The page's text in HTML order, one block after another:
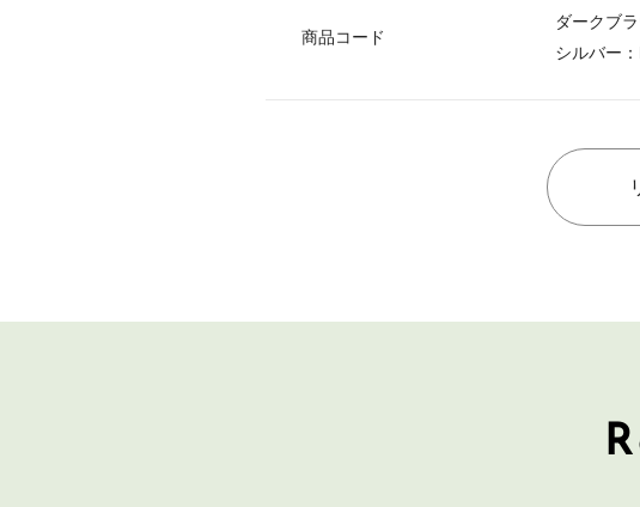
商品コード
ダークブ
シルバー